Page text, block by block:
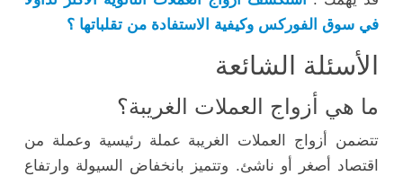
في سوق الفوركس وكيفية الاستفادة من تقلباتها ؟
الأسئلة الشائعة
ما هي أزواج العملات الغريبة؟
تتضمن أزواج العملات الغريبة عملة رئيسية وعملة من
اقتصاد أصغر أو ناشئ. وتتميز بانخفاض السيولة وارتفاع